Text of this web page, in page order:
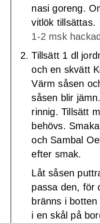
nasi goreng.
vitlök tillsättas.
1-2 msk
Tillsätt 1 dl
och en skvätt
Värm såsen
såsen blir
rinnig. Tillsätt
behövs.
och Sambal
efter smak.
Låt såsen
passa den, för
bränns i
i en skål på